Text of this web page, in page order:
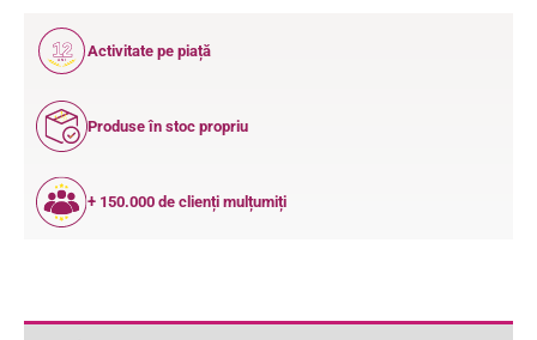
12
ANI
Activitate pe piață
Produse în stoc propriu
+ 150.000 de clienți mulțumiți